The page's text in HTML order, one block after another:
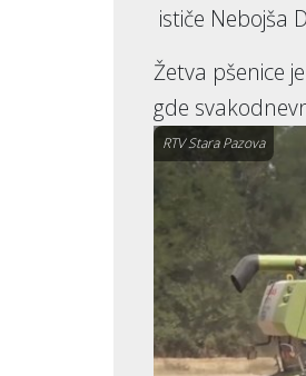
ističe Nebojša
Žetva pšenice
gde
RTV Stara Pazova